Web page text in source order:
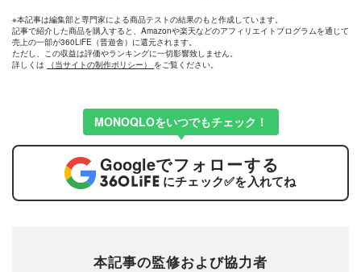
※本記事は編集部と専門家による商品テストの結果のもと作成しています。
記事で紹介した商品を購入すると、Amazonや楽天などのアフィリエイトプログラムを通じて
売上の一部が360LiFE（晋遊舎）に還元されます。
ただし、この収益は評価やランキングに一切影響致しません。
詳しくは
（当サイトの制作ポリシー） をご覧ください。
MONOQLOをいつでもチェック！
Googleでフォローする
にチェック✅を入れてね
本記事の監修および協力者